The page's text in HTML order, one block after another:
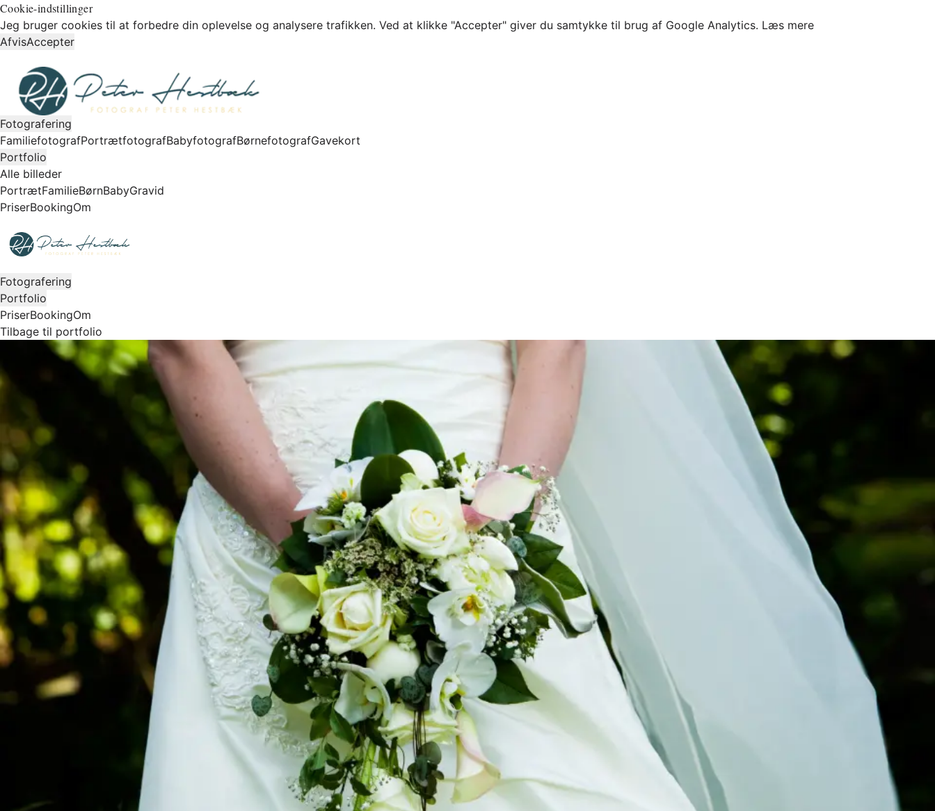
Cookie-indstillinger
Jeg bruger cookies til at forbedre din oplevelse og analysere trafikken. Ved at klikke "Accepter" giver du samtykke til brug af Google Analytics. Læs mere
AfvisAccepter
Fotografering
FamiliefotografPortrætfotografBabyfotografBørnefotografGavekort
Portfolio
Alle billeder
PortrætFamilieBørnBabyGravid
PriserBookingOm
Fotografering
Portfolio
PriserBookingOm
Tilbage til portfolio